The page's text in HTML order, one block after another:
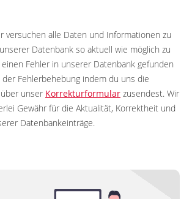
versuchen alle Daten und Informationen zu
Datenbank so aktuell wie möglich zu
Fehler in unserer Datenbank gefunden
Fehlerbehebung indem du uns die
unser Korrekturformular zusendest. Wir
Gewähr für die Aktualität, Korrektheit und
Datenbankeinträge.